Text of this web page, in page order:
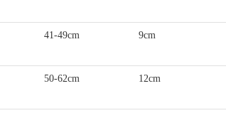
41-49cm 9cm
50-62cm 12cm